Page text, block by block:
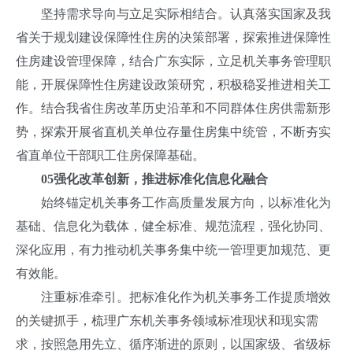
坚持需求导向与立足实际相结合。认真落实国家及我
省关于规划建设保障性住房的决策部署，探索推进保障性
住房建设管理保障，结合广东实际，立足机关事务管理职
能，开展保障性住房建设政策研究，积极稳妥推进相关工
作。结合我省住房改革历史沿革和不同群体住房供需新形
势，探索开展省直机关单位存量住房集中统管，不断夯实
省直单位干部职工住房保障基础。
05强化改革创新，推进标准化信息化融合
始终锚定机关事务工作高质量发展方向，以标准化为
基础、信息化为载体，健全标准、规范流程，强化协同、
深化应用，有力推动机关事务集中统一管理更加规范、更
有效能。
注重标准牵引。把标准化作为机关事务工作提质增效
的关键抓手，梳理广东机关事务领域标准现状和现实需
求，按照急用先立、循序渐进的原则，以国家级、省级标